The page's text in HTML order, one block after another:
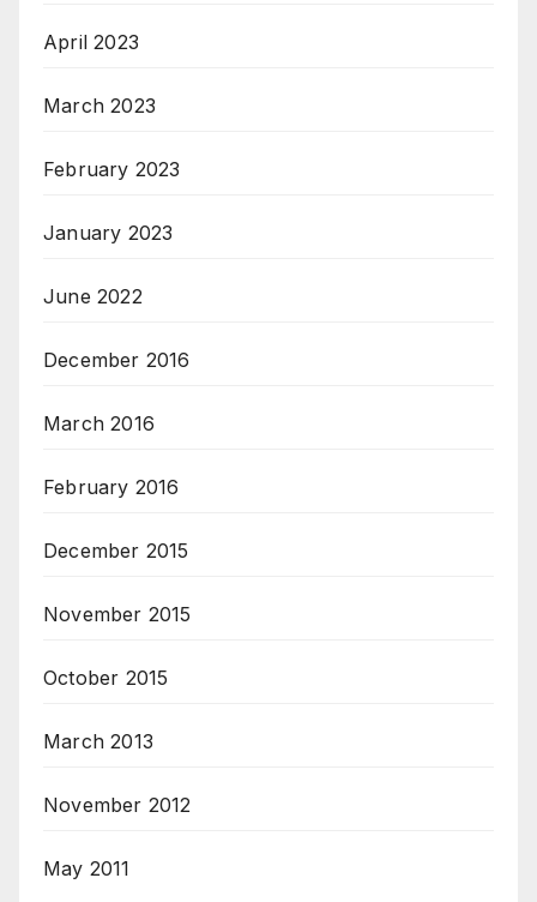
April 2023
March 2023
February 2023
January 2023
June 2022
December 2016
March 2016
February 2016
December 2015
November 2015
October 2015
March 2013
November 2012
May 2011